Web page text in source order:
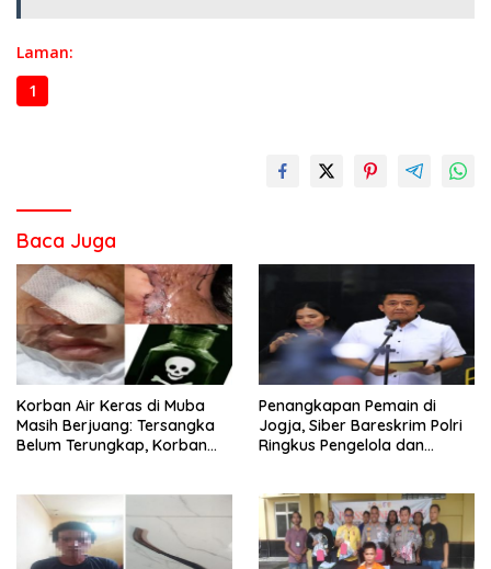
Laman:
1
Baca Juga
Korban Air Keras di Muba
Masih Berjuang: Tersangka
Belum Terungkap, Korban
Penangkapan Pemain di
Jogja, Siber Bareskrim Polri
Ringkus Pengelola dan